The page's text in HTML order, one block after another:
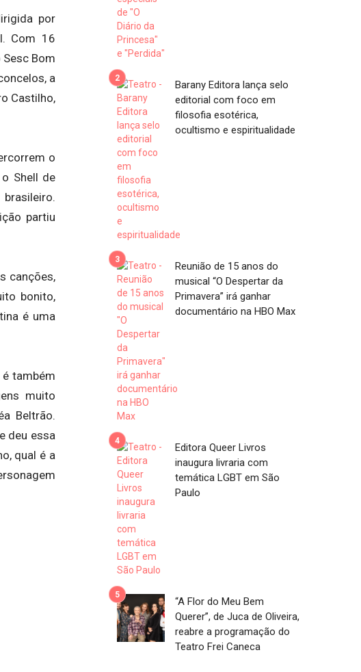
por
Com 16
Sesc Bom
a
Castilho,
o
Shell de
partiu
canções,
bonito,
é uma
também
muito
Beltrão.
deu essa
qual é a
Barany Editora lança selo
editorial com foco em
filosofia esotérica,
ocultismo e espiritualidade
Reunião de 15 anos do
musical “O Despertar da
Primavera” irá ganhar
documentário na HBO Max
Editora Queer Livros
inaugura livraria com
temática LGBT em São
Paulo
“A Flor do Meu Bem
Querer”, de Juca de Oliveira,
reabre a programação do
Teatro Frei Caneca